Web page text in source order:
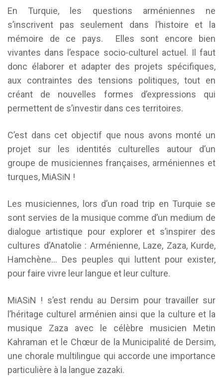
En Turquie, les questions arméniennes ne
s’inscrivent pas seulement dans l’histoire et la
mémoire de ce pays. Elles sont encore bien
vivantes dans l’espace socio-culturel actuel. Il faut
donc élaborer et adapter des projets spécifiques,
aux contraintes des tensions politiques, tout en
créant de nouvelles formes d’expressions qui
permettent de s’investir dans ces territoires.
C’est dans cet objectif que nous avons monté un
projet sur les identités culturelles autour d’un
groupe de musiciennes françaises, arméniennes et
turques, MiASiN !
Les musiciennes, lors d’un road trip en Turquie se
sont servies de la musique comme d’un medium de
dialogue artistique pour explorer et s’inspirer des
cultures d’Anatolie : Arménienne, Laze, Zaza, Kurde,
Hamchène… Des peuples qui luttent pour exister,
pour faire vivre leur langue et leur culture.
MiASiN ! s’est rendu au Dersim pour travailler sur
l’héritage culturel arménien ainsi que la culture et la
musique Zaza avec le célèbre musicien Metin
Kahraman et le Chœur de la Municipalité de Dersim,
une chorale multilingue qui accorde une importance
particulière à la langue zazaki.